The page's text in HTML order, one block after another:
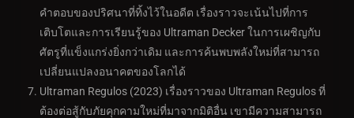
คำตอบของปริศนาที่ทิ้งไว้ในอดีต เรื่องราวจะเน้นไปที่การ
เติบโตและการเรียนรู้ของ Ultraman Decker ในการเผชิญกับ
ศัตรูที่แข็งแกร่งยิ่งกว่าเดิม และการค้นพบพลังใหม่ที่สามารถ
เปลี่ยนแปลงอนาคตของโลกได้
Ultraman Regulos (2023) เรื่องราวของ Ultraman Regulos ที่
ต้องต่อสู้กับภัยคุกคามใหม่ที่มาจากมิติอื่น เขามีความสามารถ